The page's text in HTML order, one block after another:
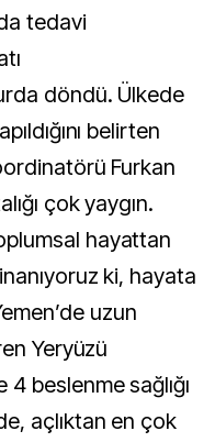
tedavi
döndü. Ülkede
belirten
Furkan
çok yaygın.
hayattan
ki, hayata
uzun
Yeryüzü
beslenme sağlığı
açlıktan en çok